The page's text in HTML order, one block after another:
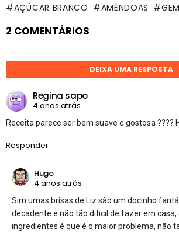
AÇÚCAR BRANCO AMÊNDOAS
2 COMENTÁRIOS
DEIXA UMA RESPOSTA
Regina sapo
4 anos atrás
Receita parece ser bem suave e gostosa ????
Responder
Hugo
4 anos atrás
Sim umas brisas de Liz são um docinho
decadente e não tão dificil de fazer em casa,
ingredientes é que é o maior problema, não